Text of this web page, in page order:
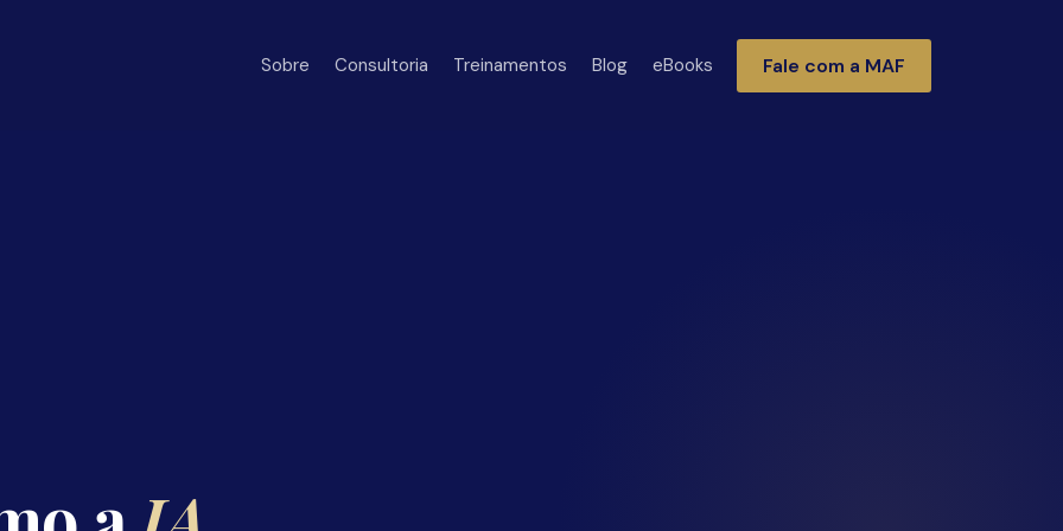
Sobre Consultoria Treinamentos Blog eBooks Fale com a MAF